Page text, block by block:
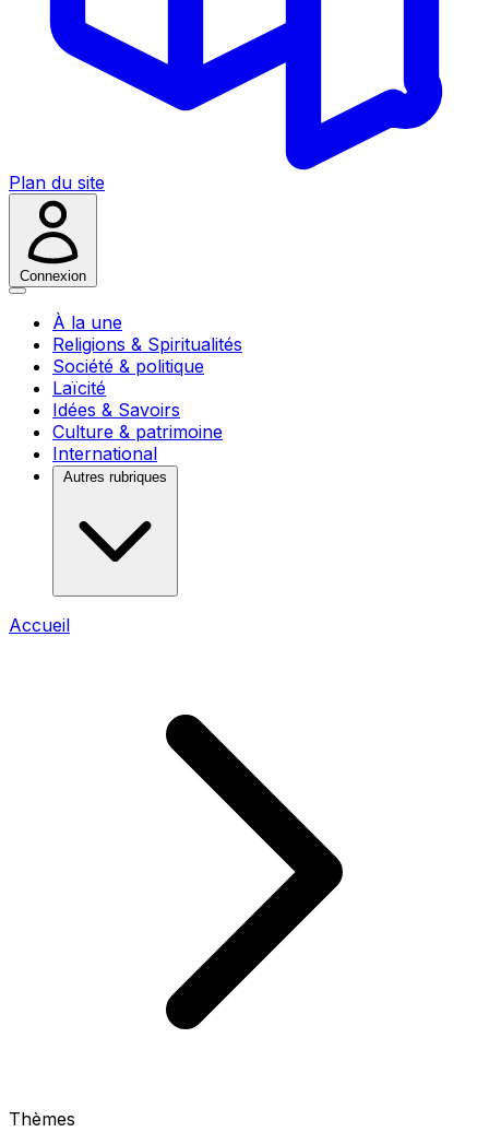
Plan du site
Connexion
À la une
Religions & Spiritualités
Société & politique
Laïcité
Idées & Savoirs
Culture & patrimoine
International
Autres rubriques
Accueil
Thèmes